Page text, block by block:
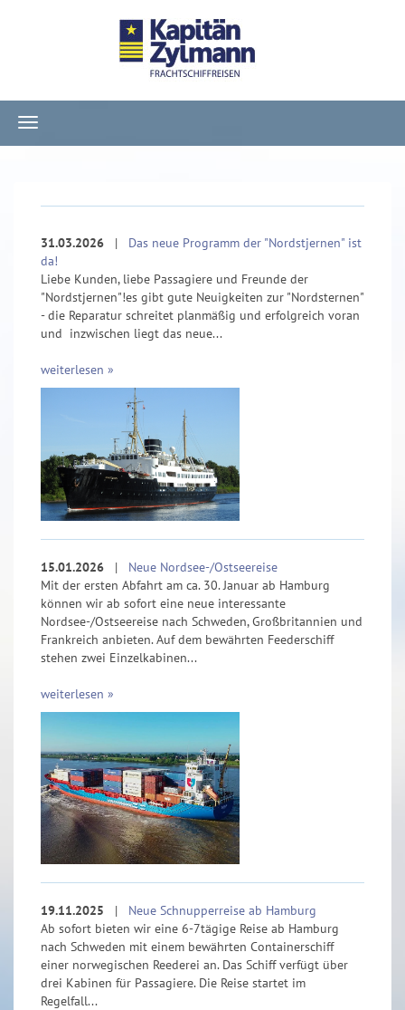
Navigation
ein-/ausblenden
31.03.2026 | Das neue Programm der "Nordstjernen" ist
da!
Liebe Kunden, liebe Passagiere und Freunde der
"Nordstjernen"!es gibt gute Neuigkeiten zur "Nordsternen"
- die Reparatur schreitet planmäßig und erfolgreich voran
und inzwischen liegt das neue...
weiterlesen »
15.01.2026 | Neue Nordsee-/Ostseereise
Mit der ersten Abfahrt am ca. 30. Januar ab Hamburg
können wir ab sofort eine neue interessante
Nordsee-/Ostseereise nach Schweden, Großbritannien und
Frankreich anbieten. Auf dem bewährten Feederschiff
stehen zwei Einzelkabinen...
weiterlesen »
19.11.2025 | Neue Schnupperreise ab Hamburg
Ab sofort bieten wir eine 6-7tägige Reise ab Hamburg
nach Schweden mit einem bewährten Containerschiff
einer norwegischen Reederei an. Das Schiff verfügt über
drei Kabinen für Passagiere. Die Reise startet im
Regelfall...